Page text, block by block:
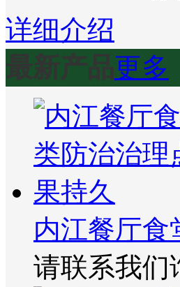
详细介绍
最新产品更多
内江餐厅食
请联系我们